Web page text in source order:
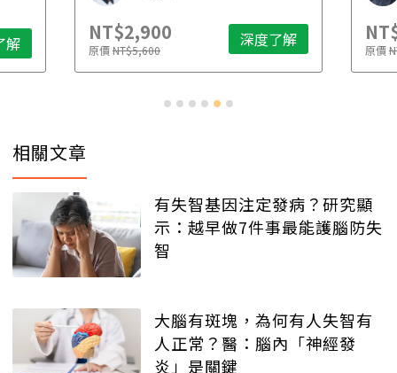
解 NT$2,900
原價NT$5,600 深度了解 原價
相關文章
有失智基因注定發病？研究顯
示：越早做7件事最能護腦防失
智
大腦有斑塊，為何有人失智有
人正常？醫：腦內「神經發
炎」是關鍵